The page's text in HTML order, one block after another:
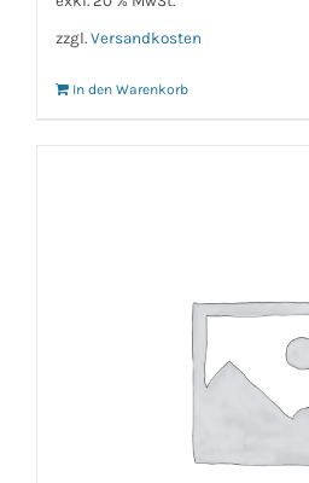
zzgl. Versandkosten
In den Warenkorb